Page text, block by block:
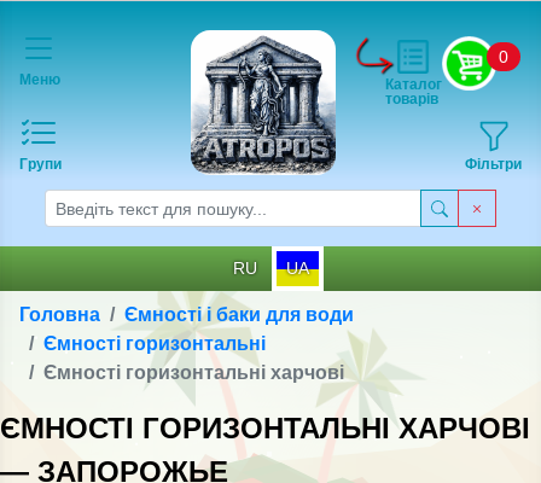
Меню
Групи
0
Фільтри
Каталог
товарів
RU UA
Головна
Ємності і баки для води
Ємності горизонтальні
Ємності горизонтальні харчові
ЄМНОСТІ ГОРИЗОНТАЛЬНІ ХАРЧОВІ
— ЗАПОРОЖЬЕ